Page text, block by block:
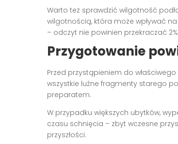
Warto też sprawdzić wilgotność
wilgotnością, która może wpływać na
– odczyt nie powinien przekraczać
Przygotowanie
Przed przystąpieniem do
wszystkie luźne fragmenty starego
preparatem.
W przypadku większych ubytków,
czasu schnięcia – zbyt wczesne
przyszłości.